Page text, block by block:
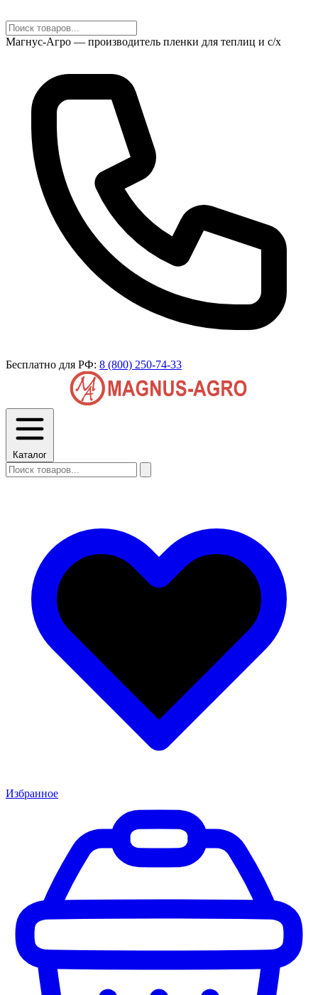
Магнус-Агро — производитель пленки для теплиц и с/х
Бесплатно для РФ: 8 (800) 250-74-33
Каталог
Избранное